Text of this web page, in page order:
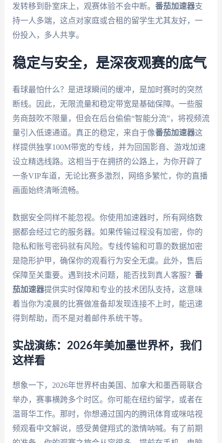
发转移到卧室床上，观赛体验不会中断。 番茄加速器支
持一人多端，这点对家庭或合租的留学生尤其友好，一
份投入，多人共享。
稳定与安全，是深夜观赛的底气
看球最怕什么？是进球瞬间的缓冲，是加时赛时的突然
断线。因此，无限流量和稳定带宽是基础保障。一些服
务商鼓吹不限量，但会在后台偷偷“智能分流”，将视频流
量引入低速通道。真正的稳定，来自于像番茄加速器这
样提供独享100M带宽的专线，并为回国影音、游戏加速
设立精选线路。这相当于在拥挤的公路上，为你开辟了
一条VIP车道，无论比赛多激烈，网络多繁忙，你的直播
画面始终清晰流畅。
数据安全同样不能忽视。你使用加速器时，所有网络数
据都会经过它的服务器。如果传输过程没有加密，你的
隐私和账号密码就有风险。专线传输和可靠的数据加密
是隐形护甲，确保你的观看行为安全无虞。此外，售后
保障至关重要。遇到技术问题，能否找到真人客服？ 番
茄加速器提供实时保障和专业的技术团队支持，这意味
着当你为凌晨的比赛做准备却发现连接不上时，能迅速
得到帮助，而不是对着邮件系统干等。
实战演练：2026年美加墨世界杯，我们
这样看
想象一下，2026年世界杯由美国、加拿大和墨西哥联合
举办，赛事横跨多个时区。你可能在纽约留学，或者在
温哥华工作。那时，你想通过国内的腾讯体育或咪咕视
频观看中文解说，感受黄健翔式的激情呐喊。有了前期